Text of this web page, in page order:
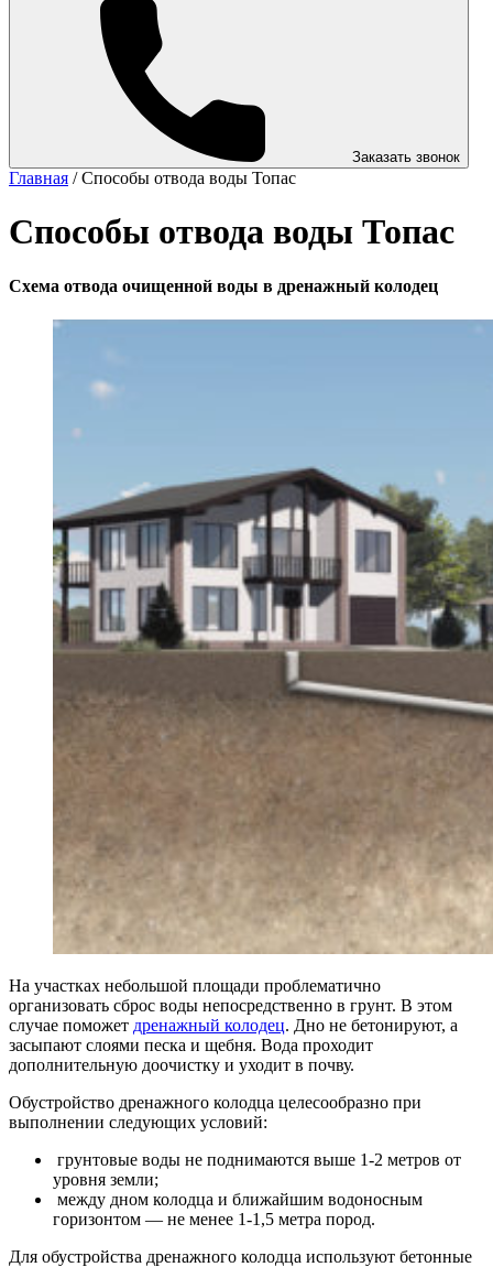
Заказать звонок
Главная / Способы отвода воды Топас
Способы отвода воды Топас
Схема отвода очищенной воды в дренажный колодец
На участках небольшой площади проблематично
организовать сброс воды непосредственно в грунт. В этом
случае поможет дренажный колодец. Дно не бетонируют, а
засыпают слоями песка и щебня. Вода проходит
дополнительную доочистку и уходит в почву.
Обустройство дренажного колодца целесообразно при
выполнении следующих условий:
грунтовые воды не поднимаются выше 1-2 метров от
уровня земли;
между дном колодца и ближайшим водоносным
горизонтом — не менее 1-1,5 метра пород.
Для обустройства дренажного колодца используют бетонные